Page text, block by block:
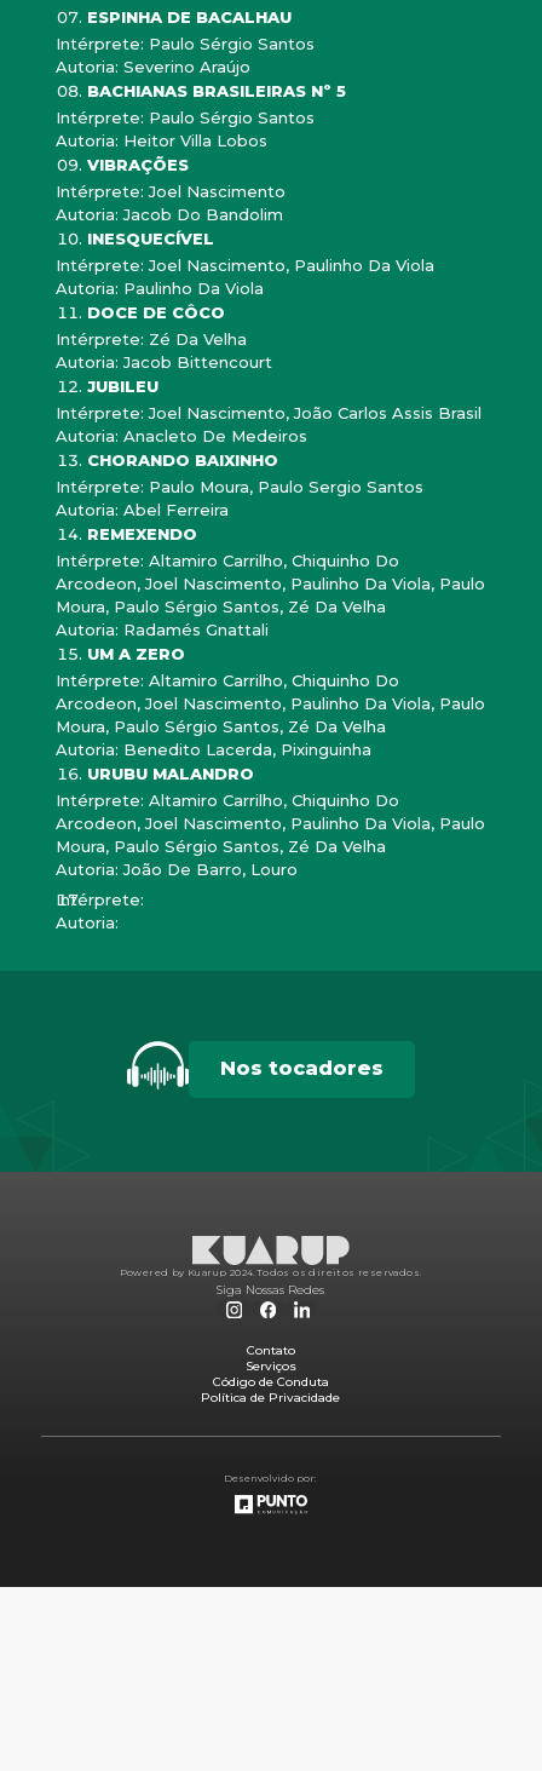
ESPINHA DE BACALHAU
Intérprete: Paulo Sérgio Santos
Autoria: Severino Araújo
BACHIANAS BRASILEIRAS Nº 5
Intérprete: Paulo Sérgio Santos
Autoria: Heitor Villa Lobos
VIBRAÇÕES
Intérprete: Joel Nascimento
Autoria: Jacob Do Bandolim
INESQUECÍVEL
Intérprete: Joel Nascimento, Paulinho Da Viola
Autoria: Paulinho Da Viola
DOCE DE CÔCO
Intérprete: Zé Da Velha
Autoria: Jacob Bittencourt
JUBILEU
Intérprete: Joel Nascimento, João Carlos Assis Brasil
Autoria: Anacleto De Medeiros
CHORANDO BAIXINHO
Intérprete: Paulo Moura, Paulo Sergio Santos
Autoria: Abel Ferreira
REMEXENDO
Intérprete: Altamiro Carrilho, Chiquinho Do
Arcodeon, Joel Nascimento, Paulinho Da Viola, Paulo
Moura, Paulo Sérgio Santos, Zé Da Velha
Autoria: Radamés Gnattali
UM A ZERO
Intérprete: Altamiro Carrilho, Chiquinho Do
Arcodeon, Joel Nascimento, Paulinho Da Viola, Paulo
Moura, Paulo Sérgio Santos, Zé Da Velha
Autoria: Benedito Lacerda, Pixinguinha
URUBU MALANDRO
Intérprete: Altamiro Carrilho, Chiquinho Do
Arcodeon, Joel Nascimento, Paulinho Da Viola, Paulo
Moura, Paulo Sérgio Santos, Zé Da Velha
Autoria: João De Barro, Louro
Intérprete:
Autoria:
Nos tocadores
Powered by Kuarup 2024. Todos os direitos reservados.
Siga Nossas Redes
Contato
Serviços
Código de Conduta
Política de Privacidade
Desenvolvido por: